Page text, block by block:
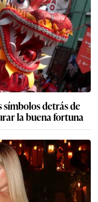
símbolos detrás de
la buena fortuna